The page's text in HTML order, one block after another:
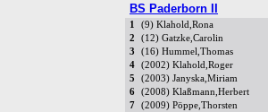
BS Paderborn II
1 (9) Klahold,Rona
2
(12) Gatzke,Carolin
3
(16) Hummel,Thomas
4
(2002) Klahold,Roger
5
(2003) Janyska,Miriam
6
(2008) Klaßmann,Herbert
7
(2009) Pöppe,Thorsten